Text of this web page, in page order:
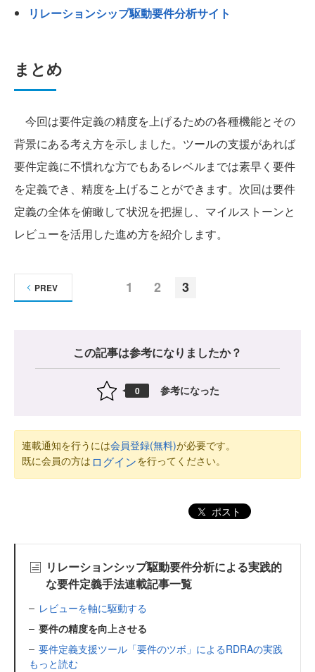
リレーションシップ駆動要件分析サイト
まとめ
今回は要件定義の精度を上げるための各種機能とその
背景にある考え方を示しました。ツールの支援があれば
要件定義に不慣れな方でもあるレベルまでは素早く要件
を定義でき、精度を上げることができます。次回は要件
定義の全体を俯瞰して状況を把握し、マイルストーンと
レビューを活用した進め方を紹介します。
1 2 3
PREV
この記事は参考になりましたか？
0 参考になった
連載通知を行うには会員登録(無料)が必要です。
既に会員の方は ログインを行ってください。
ポスト
リレーションシップ駆動要件分析による実践的
な要件定義手法連載記事一覧
レビューを軸に駆動する
要件の精度を向上させる
要件定義支援ツール「要件のツボ」によるRDRAの実践
もっと読む